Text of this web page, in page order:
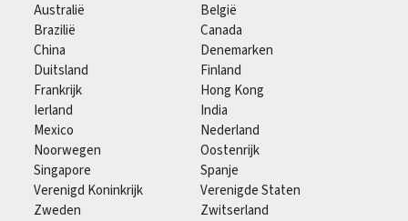
Australië
België
Brazilië
Canada
China
Denemarken
Duitsland
Finland
Frankrijk
Hong Kong
Ierland
India
Mexico
Nederland
Noorwegen
Oostenrijk
Singapore
Spanje
Verenigd Koninkrijk
Verenigde Staten
Zweden
Zwitserland